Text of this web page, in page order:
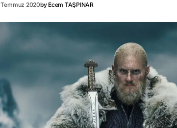
2020by Ecem TAŞPINAR